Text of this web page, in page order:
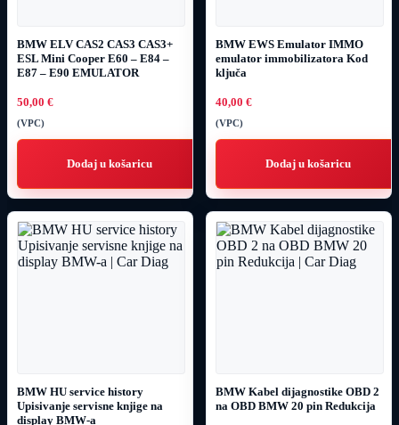
BMW ELV CAS2 CAS3 CAS3+
ESL Mini Cooper E60 – E84 –
E87 – E90 EMULATOR
50,00 €
(VPC)
Dodaj u košaricu
BMW EWS Emulator IMMO
emulator immobilizatora Kod
ključa
40,00 €
(VPC)
Dodaj u košaricu
BMW HU service history
Upisivanje servisne knjige na
display BMW-a
BMW Kabel dijagnostike OBD 2
na OBD BMW 20 pin Redukcija